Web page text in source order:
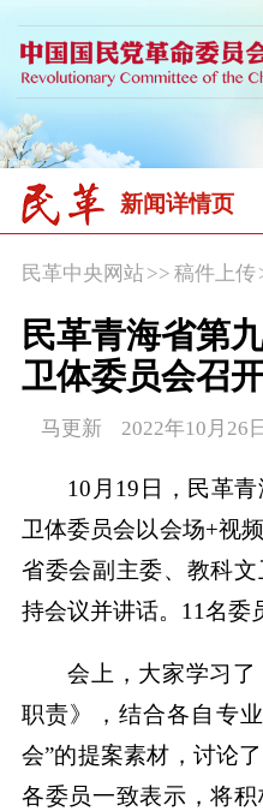
新闻详情页
民革中央网站>> 稿件上传
民革青海省第
卫体委员会召
马更新 2022年10月26
10月19日，民革
卫体委员会以会场+视
省委会副主委、教科
持会议并讲话。11名委
会上，大家学习
职责》，结合各自专
会”的提案素材，讨论
各委员一致表示，将